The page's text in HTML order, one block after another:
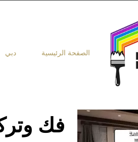
الصفحة الرئيسية دبي
فك